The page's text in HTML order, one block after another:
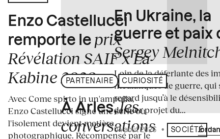
Enzo Castellucci
remporte le prix
Révélation SAIF x La
Kabine 2026
Avec Come spirto in un'ampolla,
Enzo Castellucci signe une série où
l'isolement devient matière
photographique. Récompensé par le
PARTENAIRE CURIOSITÉ
À Arles,les
conversations
En Ukraine, la
guerre et paix
Sergey
Loin de la déferlante des
médiatiques de guerre, qui
regard jusqu’à le
dernier projet du...
04 août 2026 • Écrit par
SOCIÉTÉ